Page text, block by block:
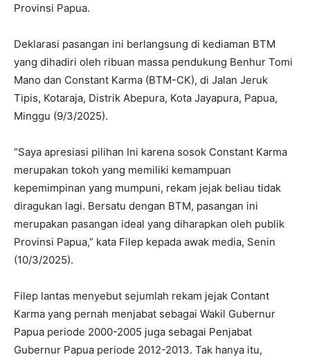
Provinsi Papua.
Deklarasi pasangan ini berlangsung di kediaman BTM
yang dihadiri oleh ribuan massa pendukung Benhur Tomi
Mano dan Constant Karma (BTM-CK), di Jalan Jeruk
Tipis, Kotaraja, Distrik Abepura, Kota Jayapura, Papua,
Minggu (9/3/2025).
“Saya apresiasi pilihan Ini karena sosok Constant Karma
merupakan tokoh yang memiliki kemampuan
kepemimpinan yang mumpuni, rekam jejak beliau tidak
diragukan lagi. Bersatu dengan BTM, pasangan ini
merupakan pasangan ideal yang diharapkan oleh publik
Provinsi Papua,” kata Filep kepada awak media, Senin
(10/3/2025).
Filep lantas menyebut sejumlah rekam jejak Contant
Karma yang pernah menjabat sebagai Wakil Gubernur
Papua periode 2000-2005 juga sebagai Penjabat
Gubernur Papua periode 2012-2013. Tak hanya itu,